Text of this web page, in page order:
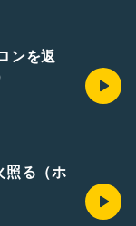
ンを返
る（ホ